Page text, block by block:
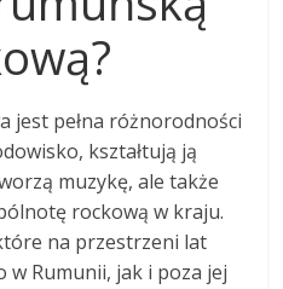
jest pełna różnorodności
kształtują ją
muzykę, ale także
rockową w kraju.
na przestrzeni lat
w Rumunii, jak i poza jej